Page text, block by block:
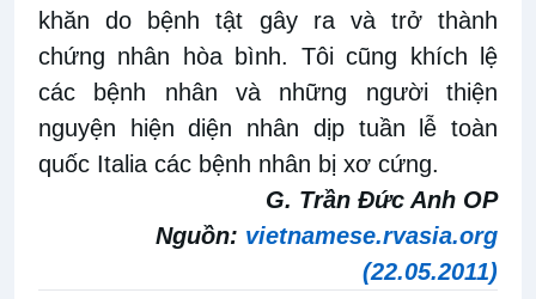
khăn do bệnh tật gây ra và trở thành
chứng nhân hòa bình. Tôi cũng khích lệ
các bệnh nhân và những người thiện
nguyện hiện diện nhân dịp tuần lễ toàn
quốc Italia các bệnh nhân bị xơ cứng.
G. Trần Đức Anh OP
Nguồn: vietnamese.rvasia.org
(22.05.2011)